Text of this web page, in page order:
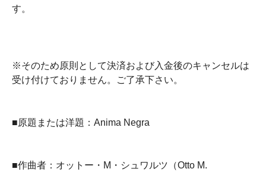
す。
※そのため原則として決済および入金後のキャンセルは
受け付けておりません。ご了承下さい。
■原題または洋題：Anima Negra
■作曲者：オットー・M・シュワルツ（Otto M.